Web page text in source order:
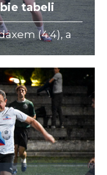
tabeli
(4:4), a
Forty